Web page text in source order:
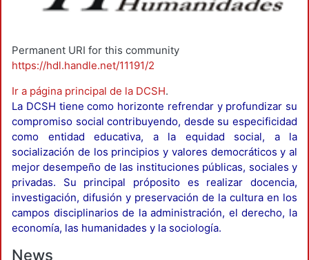
Permanent URI for this community
https://hdl.handle.net/11191/2
Ir a página principal de la DCSH.
La DCSH tiene como horizonte refrendar y profundizar su
compromiso social contribuyendo, desde su especificidad
como entidad educativa, a la equidad social, a la
socialización de los principios y valores democráticos y al
mejor desempeño de las instituciones públicas, sociales y
privadas. Su principal próposito es realizar docencia,
investigación, difusión y preservación de la cultura en los
campos disciplinarios de la administración, el derecho, la
economía, las humanidades y la sociología.
News